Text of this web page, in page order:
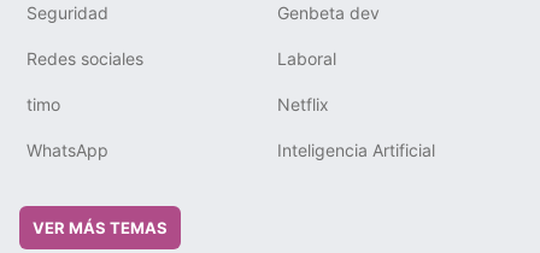
Seguridad Genbeta dev
Redes sociales Laboral
timo Netflix
WhatsApp Inteligencia Artificial
VER MÁS TEMAS